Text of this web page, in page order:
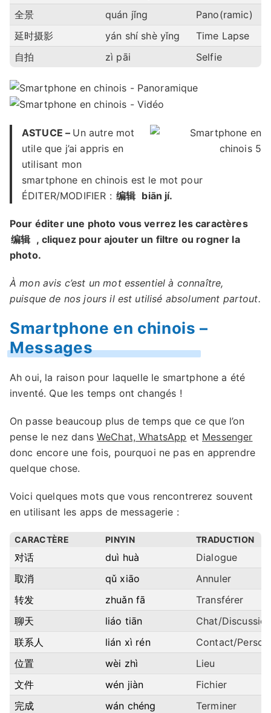
全景
quán jǐng
Pano(ramic)
延时摄影
yán shí shè yǐng
Time Lapse
自拍
zì pāi Selfie
ASTUCE – Un autre mot
utile que j’ai appris en
utilisant mon
smartphone en chinois est le mot pour
ÉDITER/MODIFIER : 编辑 biān jí.
Pour éditer une photo vous verrez les caractères
编辑 , cliquez pour ajouter un filtre ou rogner la
photo.
À mon avis c’est un mot essentiel à connaître,
puisque de nos jours il est utilisé absolument partout.
Smartphone en chinois –
Messages
Ah oui, la raison pour laquelle le smartphone a été
inventé. Que les temps ont changés !
On passe beaucoup plus de temps que ce que l’on
pense le nez dans WeChat, WhatsApp et Messenger
donc encore une fois, pourquoi ne pas en apprendre
quelque chose.
Voici quelques mots que vous rencontrerez souvent
en utilisant les apps de messagerie :
CARACTÈRE PINYIN TRADUCTION
对话 duì huà
Dialogue
取消
qǔ xiāo
Annuler
转发
zhuǎn fā
Transférer
聊天
liáo tiān
Chat/
联系人
lián xì rén
Contact/
位置
wèi zhì
Lieu
文件
wén jiàn
Fichier
完成
wán chéng Terminer